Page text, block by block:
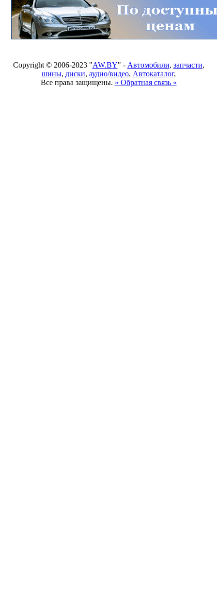
Copyright © 2006-2023 "AW.BY" - Автомобили, запчасти,
шины, диски, аудио/видео, Автокаталог,
Все права защищены. » Обратная связь «